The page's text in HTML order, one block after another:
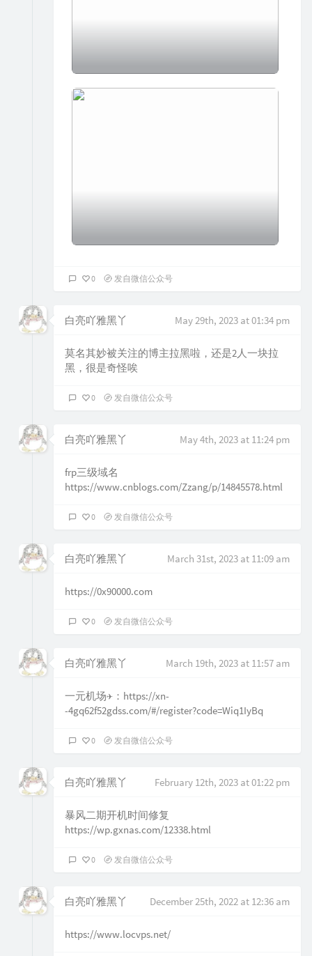
0 发自微信公众号
白亮吖雅黑丫 May 29th, 2023 at 01:34 pm
莫名其妙被关注的博主拉黑啦，还是2人一块拉
黑，很是奇怪唉
0 发自微信公众号
白亮吖雅黑丫 May 4th, 2023 at 11:24 pm
frp三级域名
https://www.cnblogs.com/Zzang/p/14845578.html
0 发自微信公众号
白亮吖雅黑丫 March 31st, 2023 at 11:09 am
https://0x90000.com
0 发自微信公众号
白亮吖雅黑丫 March 19th, 2023 at 11:57 am
一元机场✈️：https://xn-
-4gq62f52gdss.com/#/register?code=Wiq1IyBq
0 发自微信公众号
白亮吖雅黑丫 February 12th, 2023 at 01:22 pm
暴风二期开机时间修复
https://wp.gxnas.com/12338.html
0 发自微信公众号
白亮吖雅黑丫 December 25th, 2022 at 12:36 am
https://www.locvps.net/